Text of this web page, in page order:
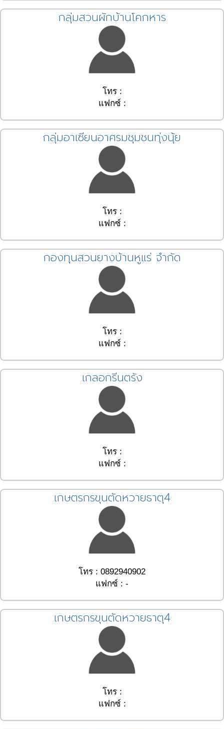
กลุ่มสวนผักบ้านโคกหาร
โทร :
แฟกซ์ :
กลุ่มอาเซียนอาศรมชุมชนทุ่งนุ้ย
โทร :
แฟกซ์ :
กองทุนสวนยางบ้านหูแร่ จำกัด
โทร :
แฟกซ์ :
เกลอกรีนตรัง
โทร :
แฟกซ์ :
เกษตรกรขุนตัดหวายธาตุ4
โทร : 0892940902
แฟกซ์ : -
เกษตรกรขุนตัดหวายธาตุ4
โทร :
แฟกซ์ :